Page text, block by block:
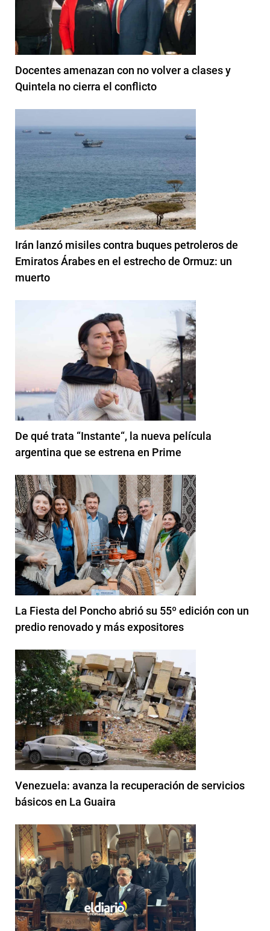
Docentes amenazan con no volver a clases y
Quintela no cierra el conflicto
Irán lanzó misiles contra buques petroleros de
Emiratos Árabes en el estrecho de Ormuz: un
muerto
De qué trata “Instante“, la nueva película
argentina que se estrena en Prime
La Fiesta del Poncho abrió su 55º edición con un
predio renovado y más expositores
Venezuela: avanza la recuperación de servicios
básicos en La Guaira